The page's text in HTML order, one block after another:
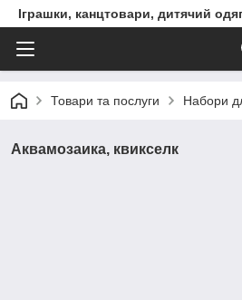
Іграшки, канцтовари, дитячий
Товари та послуги Набори
Аквамозаика, квикселк